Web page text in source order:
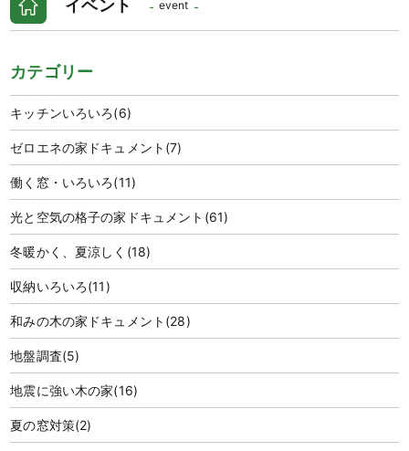
イベント event
カテゴリー
キッチンいろいろ(6)
ゼロエネの家ドキュメント (7)
働く窓・いろいろ(11)
光と空気の格子の家ドキュメント (61)
冬暖かく、夏涼しく (18)
収納いろいろ(11)
和みの木の家ドキュメント (28)
地盤調査(5)
地震に強い木の家(16)
夏の窓対策(2)